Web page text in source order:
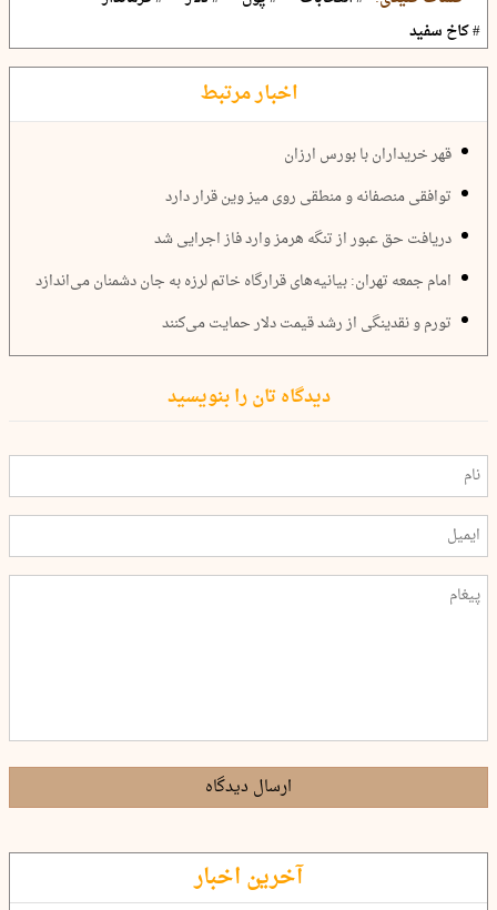
# کاخ سفید
اخبار مرتبط
قهر خریداران با بورس ارزان
توافقی منصفانه و منطقی روی میز وین قرار دارد
دریافت حق عبور از تنگه هرمز وارد فاز اجرایی شد
امام جمعه تهران: بیانیه‌های قرارگاه خاتم لرزه به جان دشمنان می‌اندازد
تورم و نقدینگی از رشد قیمت دلار حمایت می‌کنند
دیدگاه تان را بنویسید
ارسال دیدگاه
آخرین اخبار